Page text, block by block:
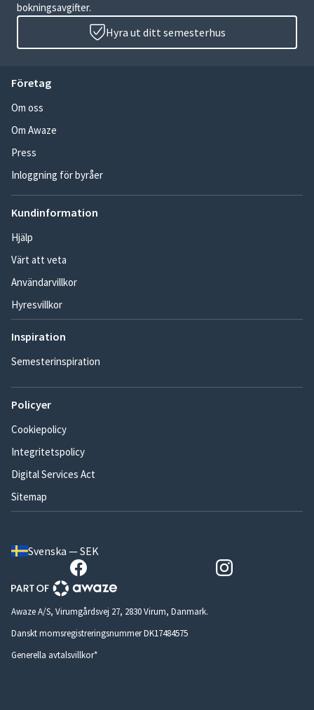
bokningsavgifter.
Hyra ut ditt semesterhus
Företag
Om oss
Om Awaze
Press
Inloggning för byråer
Kundinformation
Hjälp
Värt att veta
Användarvillkor
Hyresvillkor
Inspiration
Semesterinspiration
Policyer
Cookiepolicy
Integritetspolicy
Digital Services Act
Sitemap
Svenska — SEK
Awaze A/S, Virumgårdsvej 27, 2830 Virum, Danmark.
Danskt momsregistreringsnummer DK17484575
Generella avtalsvillkor*